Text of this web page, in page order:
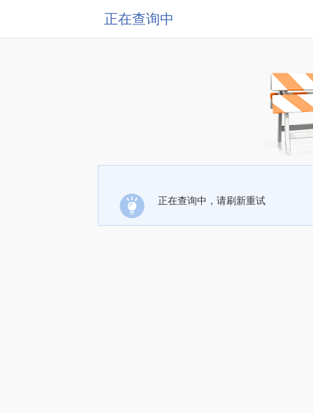
正在查询中
正在查询中，请刷新重试